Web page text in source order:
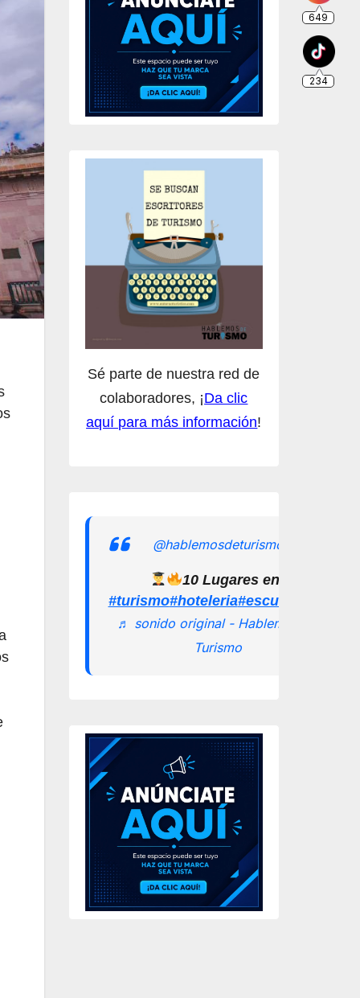
Sé parte de nuestra red de
colaboradores, ¡Da clic
aquí para más información!
@hablemosdeturismomx
10 Lugares en los que
#turismo#hoteleria
♬ sonido original - Hablemos de
Turismo
649
234